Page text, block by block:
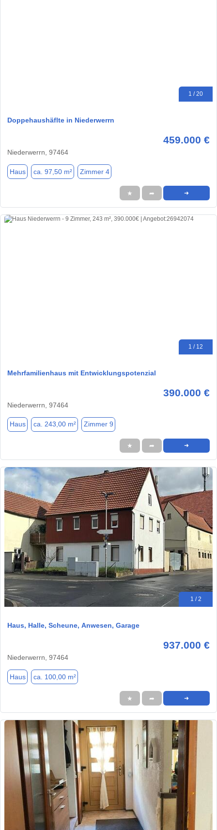
1 / 20
Doppehaushäflte in Niederwerrn
459.000 €
Niederwerrn, 97464
Haus ca. 97,50 m² Zimmer 4
★ ➦ ➜
1 / 12
Mehrfamilienhaus mit Entwicklungspotenzial
390.000 €
Niederwerrn, 97464
Haus ca. 243,00 m² Zimmer 9
★ ➦ ➜
1 / 2
Haus, Halle, Scheune, Anwesen, Garage
937.000 €
Niederwerrn, 97464
Haus ca. 100,00 m²
★ ➦ ➜